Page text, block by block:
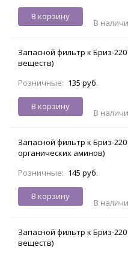
В корзину
В
Запасной фильтр к Бриз-
веществ)
Розничные: 135 руб.
В корзину
В
Запасной фильтр к Бриз-
органических аминов)
Розничные: 145 руб.
В корзину
В
Запасной фильтр к Бриз-
веществ)